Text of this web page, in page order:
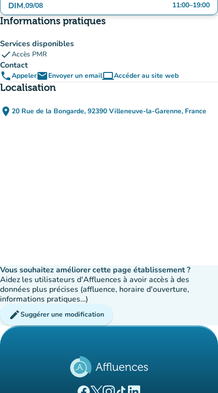
DIM.09/08 11:00–19:00
Informations pratiques
Services disponibles
checkAccès PMR
Contact
phoneAppeleremailEnvoyer un emailcomputerAccéder au site web
(nouvel onglet)
Localisation
place 20 Rue de la Bongarde, 92390 Villeneuve-la-Garenne, France
(ouvrir dans Google Maps)
(nouvel onglet)
Vous souhaitez améliorer cette page établissement ?
Aidez les utilisateurs d'Affluences à avoir accès à des
données plus précises (affluence, horaire d'ouverture,
informations pratiques…)
editSuggérer une modification
(nouvel onglet)
(nouvel onglet)
(nouvel onglet)
(nouvel onglet)